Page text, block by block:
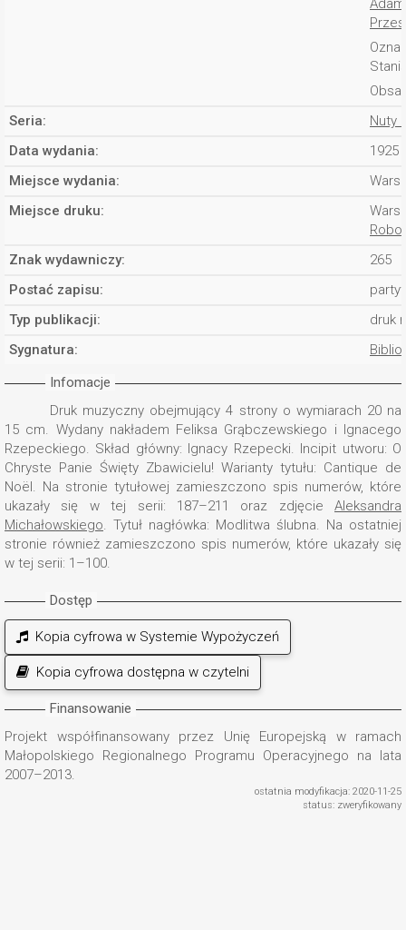
Seria:
Nuty
Data wydania:
1925
Miejsce wydania:
Miejsce druku:
Znak wydawniczy:
265
Postać zapisu:
Typ publikacji:
druk
Sygnatura:
Infomacje
Druk muzyczny obejmujący 4 strony o wymiarach 20 na
15 cm. Wydany nakładem Feliksa Grąbczewskiego i Ignacego
Rzepeckiego. Skład główny: Ignacy Rzepecki. Incipit utworu: O
Chryste Panie Święty Zbawicielu! Warianty tytułu: Cantique de
Noël. Na stronie tytułowej zamieszczono spis numerów, które
ukazały się w tej serii: 187–211 oraz zdjęcie Aleksandra
Michałowskiego. Tytuł nagłówka: Modlitwa ślubna. Na ostatniej
stronie również zamieszczono spis numerów, które ukazały się
w tej serii: 1–100.
Dostęp
Kopia cyfrowa w Systemie Wypożyczeń
Kopia cyfrowa dostępna w czytelni
Finansowanie
Projekt współfinansowany przez Unię Europejską w ramach
Małopolskiego Regionalnego Programu Operacyjnego na lata
2007–2013.
ostatnia modyfikacja: 2020-11-25
status: zweryfikowany